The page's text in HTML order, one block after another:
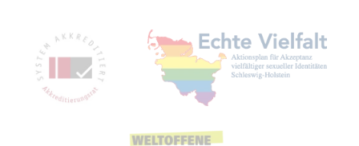
Mit­glied­schaf­ten,